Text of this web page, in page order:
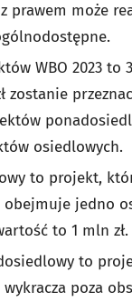
prawem może
WBO 2023 to
zostanie
osiedlowych.
to projekt,
obejmuje jedno
to 1 mln zł.
to
wykracza poza